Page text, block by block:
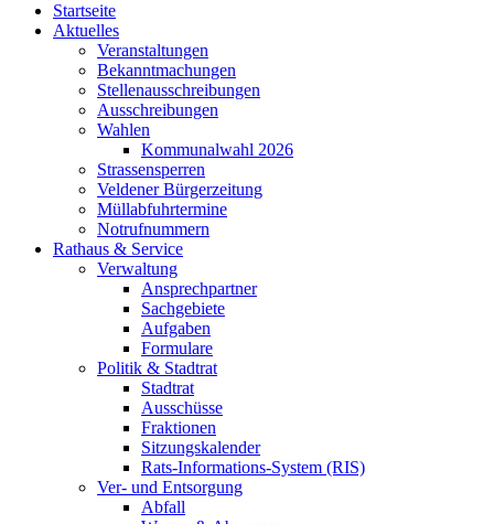
Startseite
Aktuelles
Veranstaltungen
Bekanntmachungen
Stellenausschreibungen
Ausschreibungen
Wahlen
Kommunalwahl 2026
Strassensperren
Veldener Bürgerzeitung
Müllabfuhrtermine
Notrufnummern
Rathaus & Service
Verwaltung
Ansprechpartner
Sachgebiete
Aufgaben
Formulare
Politik & Stadtrat
Stadtrat
Ausschüsse
Fraktionen
Sitzungskalender
Rats-Informations-System (RIS)
Ver- und Entsorgung
Abfall